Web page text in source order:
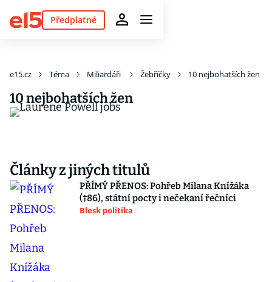
Předplatné
e15.cz Téma Miliardáři Žebříčky 10 nejbohatších žen
10 nejbohatších žen
Články z jiných titulů
PŘÍMÝ PŘENOS: Pohřeb Milana Knížáka
(†86), státní pocty i nečekaní řečníci
Blesk politika